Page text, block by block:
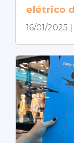
elétrico
16/01/2025